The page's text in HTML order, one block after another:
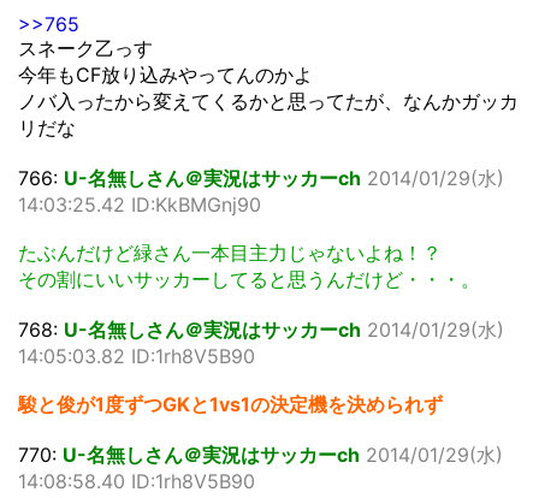
>>765
スネーク乙っす
今年もCF放り込みやってんのかよ
ノバ入ったから変えてくるかと思ってたが、なんかガッカ
リだな
766: U-名無しさん＠実況はサッカーch 2014/01/29(水)
14:03:25.42 ID:KkBMGnj90
たぶんだけど緑さん一本目主力じゃないよね！？
その割にいいサッカーしてると思うんだけど・・・。
768: U-名無しさん＠実況はサッカーch 2014/01/29(水)
14:05:03.82 ID:1rh8V5B90
駿と俊が1度ずつGKと1vs1の決定機を決められず
770: U-名無しさん＠実況はサッカーch 2014/01/29(水)
14:08:58.40 ID:1rh8V5B90